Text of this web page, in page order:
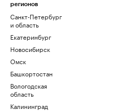
регионов
Санкт-Петербург
и область
Екатеринбург
Новосибирск
Омск
Башкортостан
Вологодская
область
Калининград